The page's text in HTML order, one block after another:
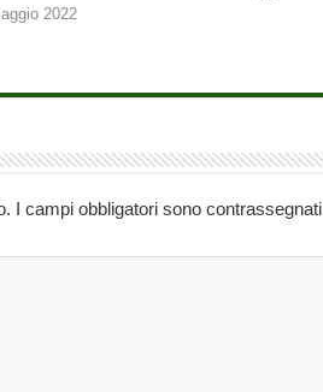
2022
I campi obbligatori sono contrassegnati